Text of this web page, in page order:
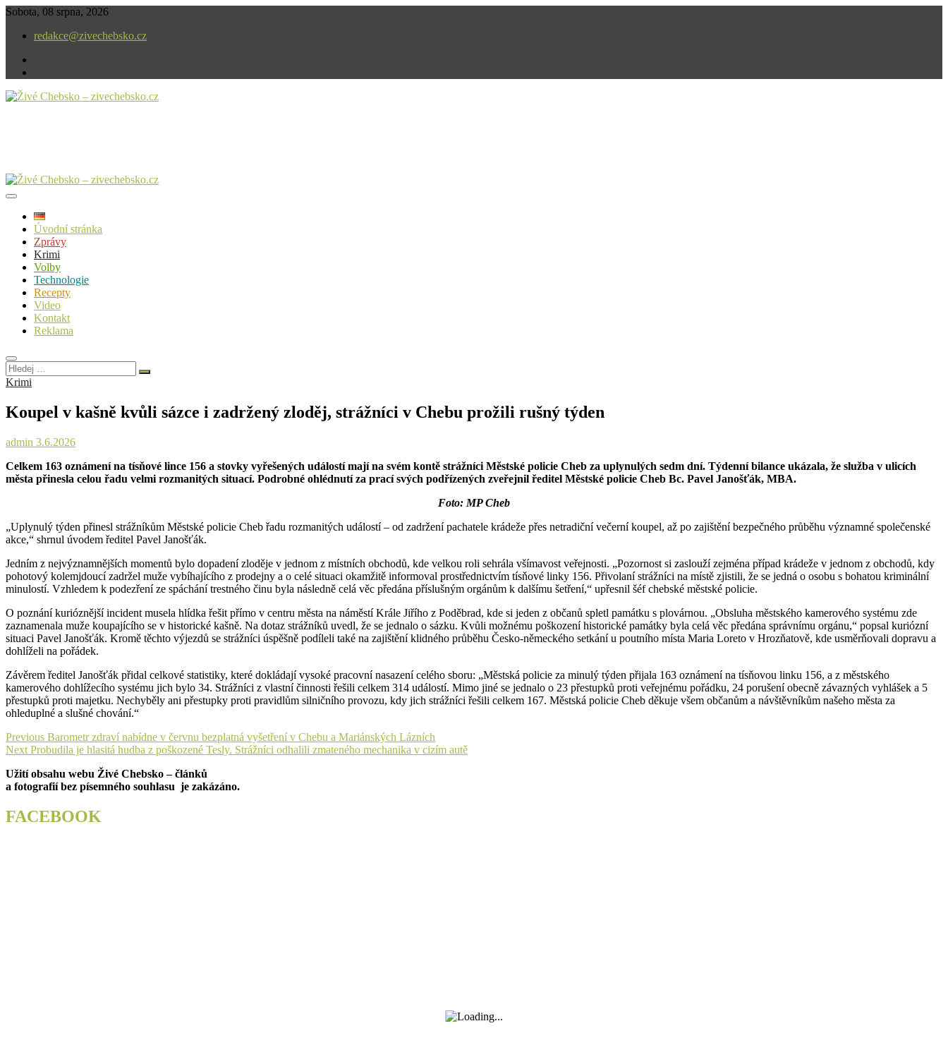
Skip
content
Sobota, 08 srpna, 2026
redakce@zivechebsko.cz
Úvodní stránka
Zprávy
Krimi
Volby
Technologie
Recepty
Video
Kontakt
Reklama
Hledej
…
Krimi
Koupel v kašně kvůli sázce i zadržený zloděj, strážníci v Chebu prožili rušný týden
admin 3.6.2026
Celkem 163 oznámení na tísňové lince 156 a stovky vyřešených událostí mají na svém kontě strážníci Městské policie Cheb za uplynulých sedm dní. Týdenní bilance ukázala, že služba v ulicích
města přinesla celou řadu velmi rozmanitých situací. Podrobné ohlédnutí za prací svých podřízených zveřejnil ředitel Městské policie Cheb Bc. Pavel Janošťák, MBA.
Foto: MP Cheb
„Uplynulý týden přinesl strážníkům Městské policie Cheb řadu rozmanitých událostí – od zadržení pachatele krádeže přes netradiční večerní koupel, až po zajištění bezpečného průběhu významné společenské
akce,“ shrnul úvodem ředitel Pavel Janošťák.
Jedním z nejvýznamnějších momentů bylo dopadení zloděje v jednom z místních obchodů, kde velkou roli sehrála všímavost veřejnosti. „Pozornost si zaslouží zejména případ krádeže v jednom z obchodů, kdy
pohotový kolemjdoucí zadržel muže vybíhajícího z prodejny a o celé situaci okamžitě informoval prostřednictvím tísňové linky 156. Přivolaní strážníci na místě zjistili, že se jedná o osobu s bohatou kriminální
minulostí. Vzhledem k podezření ze spáchání trestného činu byla následně celá věc předána příslušným orgánům k dalšímu šetření,“ upřesnil šéf chebské městské policie.
O poznání kurióznější incident musela hlídka řešit přímo v centru města na náměstí Krále Jiřího z Poděbrad, kde si jeden z občanů spletl památku s plovárnou. „Obsluha městského kamerového systému zde
zaznamenala muže koupajícího se v historické kašně. Na dotaz strážníků uvedl, že se jednalo o sázku. Kvůli možnému poškození historické památky byla celá věc předána správnímu orgánu,“ popsal kuriózní
situaci Pavel Janošťák. Kromě těchto výjezdů se strážníci úspěšně podíleli také na zajištění klidného průběhu Česko-německého setkání u poutního místa Maria Loreto v Hrozňatově, kde usměrňovali dopravu a
dohlíželi na pořádek.
Závěrem ředitel Janošťák přidal celkové statistiky, které dokládají vysoké pracovní nasazení celého sboru: „Městská policie za minulý týden přijala 163 oznámení na tísňovou linku 156, a z městského
kamerového dohlížecího systému jich bylo 34. Strážníci z vlastní činnosti řešili celkem 314 událostí. Mimo jiné se jednalo o 23 přestupků proti veřejnému pořádku, 24 porušení obecně závazných vyhlášek a 5
přestupků proti majetku. Nechyběly ani přestupky proti pravidlům silničního provozu, kdy jich strážníci řešili celkem 167. Městská policie Cheb děkuje všem občanům a návštěvníkům našeho města za
ohleduplné a slušné chování.“
Navigace
pro
příspěvek
Previous Previous
post:
Barometr zdraví nabídne v červnu bezplatná vyšetření v Chebu a Mariánských Lázních
Next Next
Probudila je hlasitá hudba z poškozené Tesly. Strážníci odhalili zmateného mechanika v cizím autě
Užití obsahu webu Živé Chebsko – článků
a fotografií bez písemného souhlasu je zakázáno.
FACEBOOK